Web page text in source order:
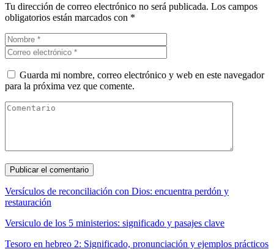
Tu dirección de correo electrónico no será publicada. Los campos
obligatorios están marcados con *
Guarda mi nombre, correo electrónico y web en este navegador
para la próxima vez que comente.
Versículos de reconciliación con Dios: encuentra perdón y
restauración
Versiculo de los 5 ministerios: significado y pasajes clave
Tesoro en hebreo 2: Significado, pronunciación y ejemplos prácticos